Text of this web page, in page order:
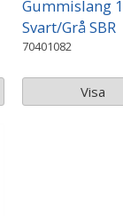
Gummislang
Svart/Grå SBR
70401082
Visa